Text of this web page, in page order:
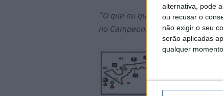
alternativa, pode
ou recusar o
não exigir o seu
serão aplicadas
qualquer
“O que eu quero é recuperar
no Campeonato neste